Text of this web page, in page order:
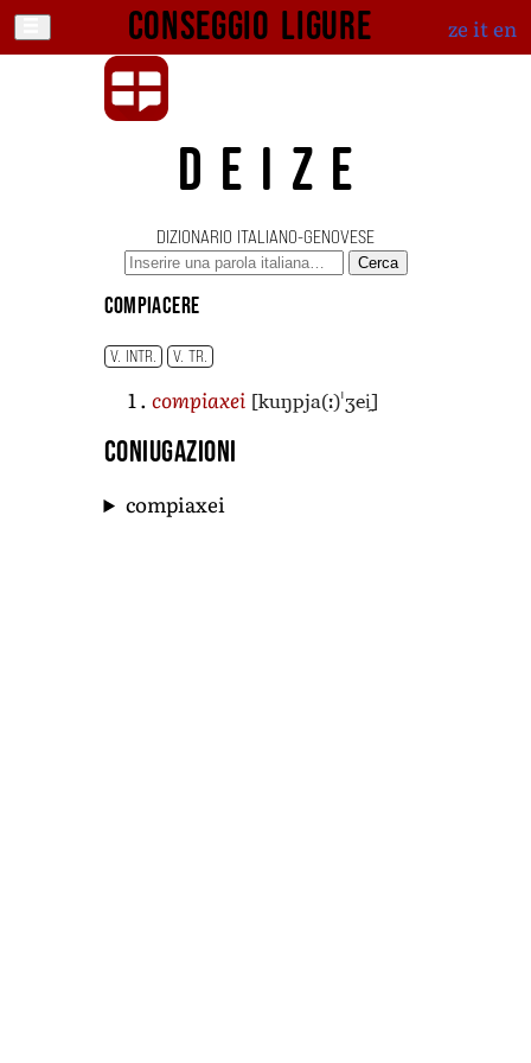
Conseggio ligure ze iten
DEIZE
DIZIONARIO ITALIANO-GENOVESE
Cerca
compiacere
V. INTR. V. TR.
compiaxei [kuŋpja(ː)ˈʒei̯]
Coniugazioni
compiaxei